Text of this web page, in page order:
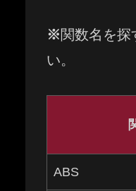
※関数名を
い。
ABS